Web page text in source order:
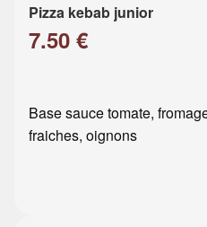
Pizza kebab junior
7.50 €
Base sauce tomate,
fraiches, oignons